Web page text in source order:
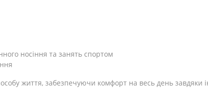
носіння та занять спортом
життя, забезпечуючи комфорт на весь день завдяки